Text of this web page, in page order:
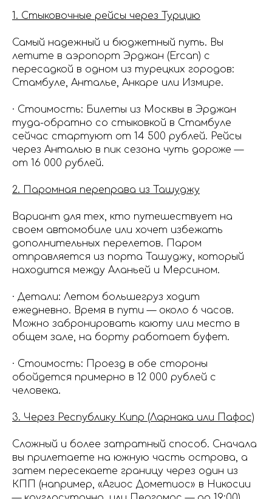
1. Стыковочные рейсы через Турцию
Самый надежный и бюджетный путь. Вы
летите в аэропорт Эрджан (Ercan) с
пересадкой в одном из турецких городов:
Стамбуле, Анталье, Анкаре или Измире.
· Стоимость: Билеты из Москвы в Эрджан
туда-обратно со стыковкой в Стамбуле
сейчас стартуют от 14 500 рублей. Рейсы
через Анталью в пик сезона чуть дороже —
от 16 000 рублей.
2. Паромная переправа из Ташуджу
Вариант для тех, кто путешествует на
своем автомобиле или хочет избежать
дополнительных перелетов. Паром
отправляется из порта Ташуджу, который
находится между Аланьей и Мерсином.
· Детали: Летом большегруз ходит
ежедневно. Время в пути — около 6 часов.
Можно забронировать каюту или место в
общем зале, на борту работает буфет.
· Стоимость: Проезд в обе стороны
обойдется примерно в 12 000 рублей с
человека.
3. Через Республику Кипр (Ларнака или Пафос)
Сложный и более затратный способ. Сначала
вы прилетаете на южную часть острова, а
затем пересекаете границу через один из
КПП (например, «Агиос Дометиос» в Никосии